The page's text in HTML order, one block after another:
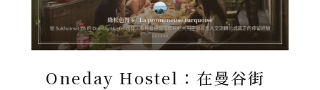
Oneday Hostel：在曼谷街